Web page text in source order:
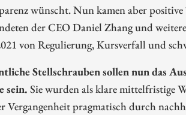
wünscht. Nun kamen aber
der CEO Daniel Zhang und
von Regulierung, Kursverfall und
Stellschrauben sollen nun das
sein. Sie wurden als klare mittelfristige
Vergangenheit pragmatisch durch